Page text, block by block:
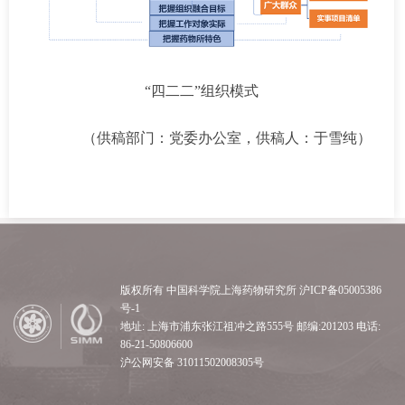
“四二二”组织模式
（供稿部门：党委办公室，供稿人：于雪纯）
版权所有 中国科学院上海药物研究所 沪ICP备05005386
号-1
地址: 上海市浦东张江祖冲之路555号 邮编:201203 电话:
86-21-50806600
沪公网安备 31011502008305号